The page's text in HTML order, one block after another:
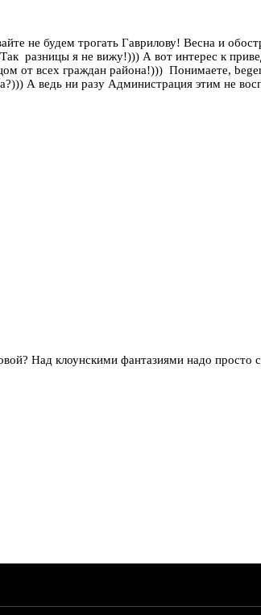
будем трогать Гаврилову! Весна и
я не вижу!))) А вот интерес к
от всех граждан района!))) Понимаете,
А ведь ни разу Администрация этим не
Над клоунскими фантазиями надо просто